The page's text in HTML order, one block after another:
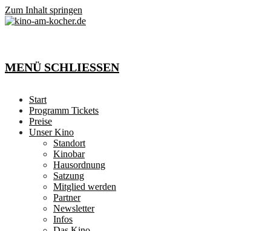
Zum Inhalt springen
MENÜ SCHLIESSEN
Start
Programm Tickets
Preise
Unser Kino
Standort
Kinobar
Hausordnung
Satzung
Mitglied werden
Partner
Newsletter
Infos